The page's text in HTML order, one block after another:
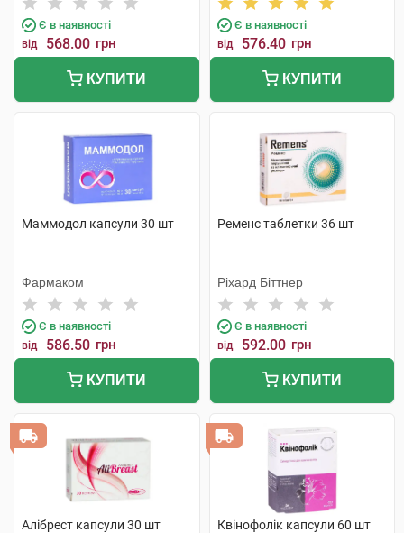
Є в наявності
від 568.00 грн
КУПИТИ
Є в наявності
від 576.40 грн
КУПИТИ
Маммодол капсули 30 шт
Фармаком
Є в наявності
від 586.50 грн
КУПИТИ
Ременс таблетки 36 шт
Ріхард Біттнер
Є в наявності
від 592.00 грн
КУПИТИ
Алібрест капсули 30 шт Квінофолік капсули 60 шт